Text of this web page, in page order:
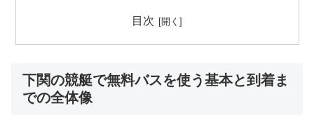
目次
下関の競艇で無料バスを使う基本と到着ま
での全体像